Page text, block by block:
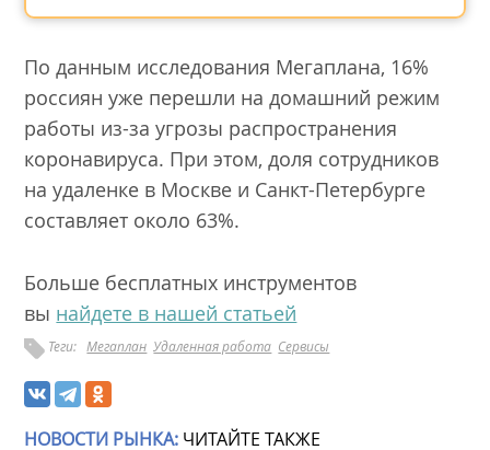
По данным исследования Мегаплана, 16%
россиян уже перешли на домашний режим
работы из-за угрозы распространения
коронавируса. При этом, доля сотрудников
на удаленке в Москве и Санкт-Петербурге
составляет около 63%.
Больше бесплатных инструментов
вы найдете в нашей статьей
Теги: Мегаплан Удаленная работа Сервисы
НОВОСТИ РЫНКА: ЧИТАЙТЕ ТАКЖЕ